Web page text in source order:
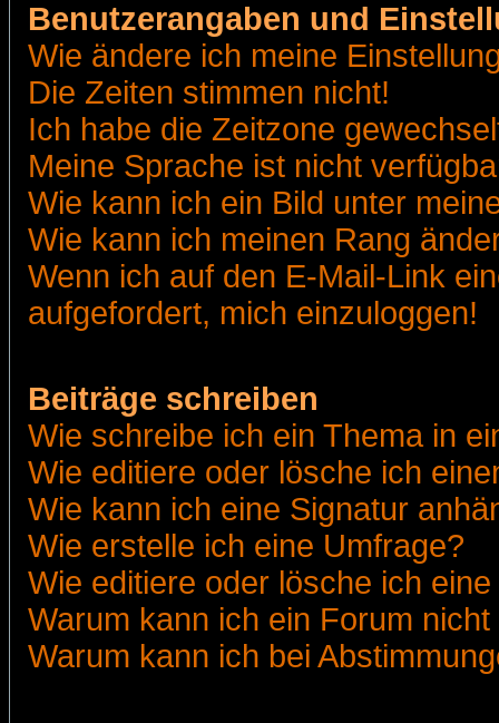
Benutzerangaben und
Wie ändere ich meine
Die Zeiten stimmen nicht!
Ich habe die Zeitzone
Meine Sprache ist nicht
Wie kann ich ein Bild unter
Wie kann ich meinen Rang
Wenn ich auf den E-Mail-Link
aufgefordert, mich einzuloggen!
Beiträge schreiben
Wie schreibe ich ein Thema in
Wie editiere oder lösche ich
Wie kann ich eine Signatur
Wie erstelle ich eine Umfrage?
Wie editiere oder lösche ich
Warum kann ich ein Forum
Warum kann ich bei